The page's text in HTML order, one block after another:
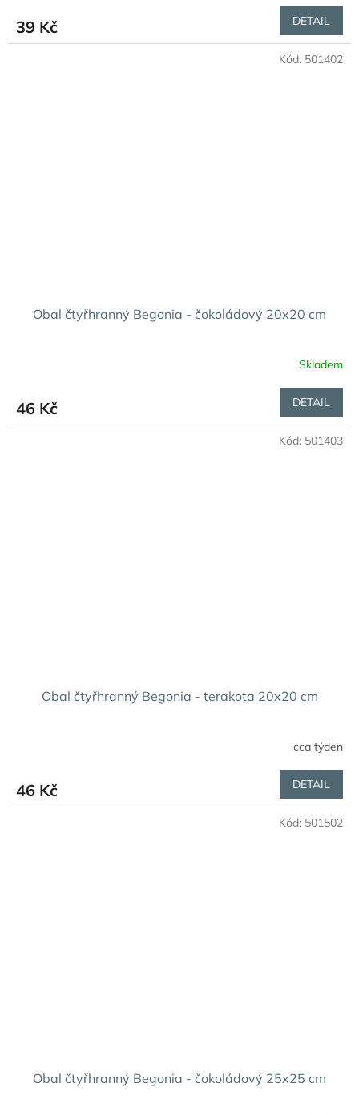
39 Kč DETAIL
Obal čtyřhranný Begonia - čokoládový 20x20 cm
Skladem
46 Kč DETAIL
Kód: 501402
Obal čtyřhranný Begonia - terakota 20x20 cm
cca týden
46 Kč DETAIL
Kód: 501403
Obal čtyřhranný Begonia - čokoládový 25x25 cm
Kód: 501502